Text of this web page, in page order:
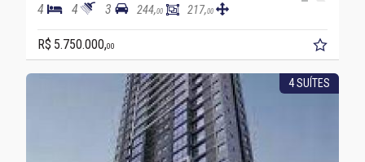
4 4 3 244,00 217,00
R$ 5.750.000,00
4 SUÍTES